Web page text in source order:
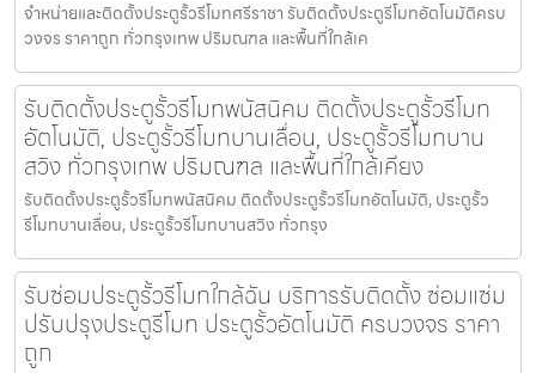
จำหน่ายและติดตั้งประตูรั้วรีโมทศรีราชา รับติดตั้งประตูรีโมทอัตโนมัติครบ
วงจร ราคาถูก ทั่วกรุงเทพ ปริมณฑล และพื้นที่ใกล้เค
รับติดตั้งประตูรั้วรีโมทพนัสนิคม ติดตั้งประตูรั้วรีโมท
อัตโนมัติ, ประตูรั้วรีโมทบานเลื่อน, ประตูรั้วรีโมทบาน
สวิง ทั่วกรุงเทพ ปริมณฑล และพื้นที่ใกล้เคียง
รับติดตั้งประตูรั้วรีโมทพนัสนิคม ติดตั้งประตูรั้วรีโมทอัตโนมัติ, ประตูรั้ว
รีโมทบานเลื่อน, ประตูรั้วรีโมทบานสวิง ทั่วกรุง
รับซ่อมประตูรั้วรีโมทใกล้ฉัน บริการรับติดตั้ง ซ่อมแซ่ม
ปรับปรุงประตูรีโมท ประตูรั้วอัตโนมัติ ครบวงจร ราคา
ถูก